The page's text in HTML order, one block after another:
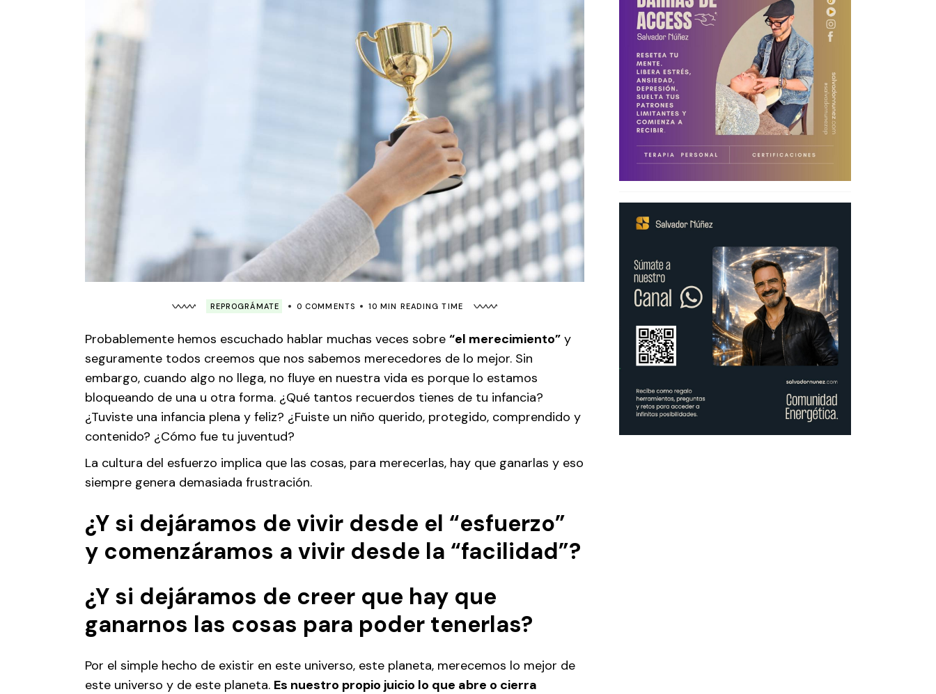
Posibilidades
Herramientas para
crear Prosperidad
Taller Cambiando
de Hábitos
de Hábitos
REPROGRÁMATE 0 COMMENTS 10 MIN READING TIME
Probablemente hemos escuchado hablar muchas veces sobre “el merecimiento” y
seguramente todos creemos que nos sabemos merecedores de lo mejor. Sin
embargo, cuando algo no llega, no fluye en nuestra vida es porque lo estamos
bloqueando de una u otra forma. ¿Qué tantos recuerdos tienes de tu infancia?
¿Tuviste una infancia plena y feliz? ¿Fuiste un niño querido, protegido, comprendido y
contenido? ¿Cómo fue tu juventud?
La cultura del esfuerzo implica que las cosas, para merecerlas, hay que ganarlas y eso
siempre genera demasiada frustración.
¿Y si dejáramos de vivir desde el “esfuerzo”
y comenzáramos a vivir desde la “facilidad”?
¿Y si dejáramos de creer que hay que
ganarnos las cosas para poder tenerlas?
Por el simple hecho de existir en este universo, este planeta, merecemos lo mejor de
este universo y de este planeta. Es nuestro propio juicio lo que abre o cierra